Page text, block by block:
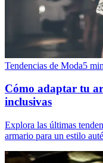
Tendencias de Moda5 min
Cómo adaptar tu
inclusivas
Explora las últimas
armario para un estilo